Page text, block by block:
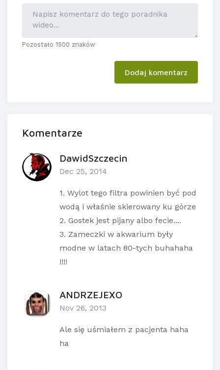
Pozostało 1500 znaków
Dodaj komentarz
Komentarze
DawidSzczecin
Dec 25, 2014
1. Wylot tego filtra powinien być pod
wodą i właśnie skierowany ku górze
2. Gostek jest pijany albo fecie....
3. Zameczki w akwarium były
modne w latach 80-tych buhahaha
!!!!
ANDRZEJEXO
Nov 26, 2013
Ale się uśmiałem z pacjenta haha
ha